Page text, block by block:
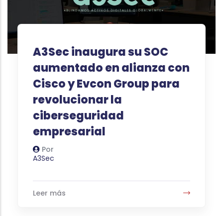
A3Sec inaugura su SOC
aumentado en alianza con
Cisco y Evcon Group para
revolucionar la
ciberseguridad
empresarial
Por
Autor
A3Sec
Leer más